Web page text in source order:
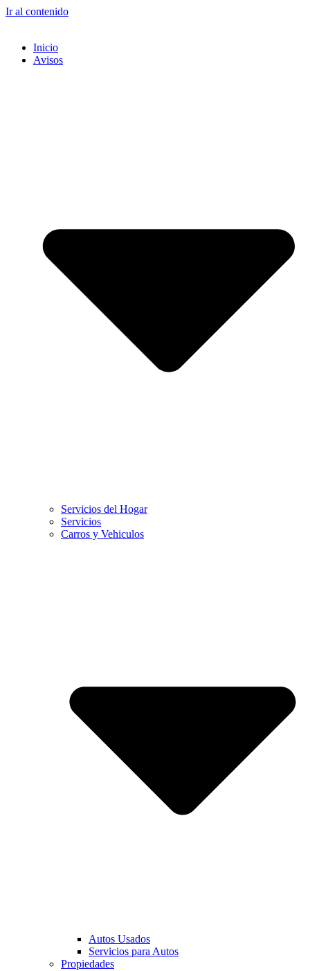
Ir al contenido
Inicio
Avisos
Servicios del Hogar
Servicios
Carros y Vehiculos
Autos Usados
Servicios para Autos
Propiedades